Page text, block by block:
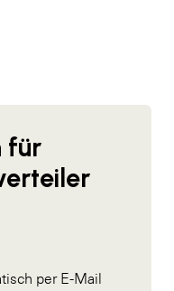
für
per E-Mail